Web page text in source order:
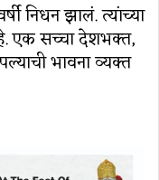
निधन झालं. त्यांच्या
एक सच्चा देशभक्त,
भावना व्यक्त